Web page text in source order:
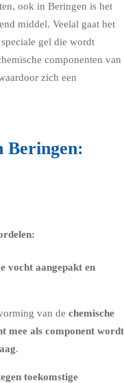
ook in Beringen is het
middel. Veelal gaat het
gel die wordt
componenten van
zich een
Beringen:
vocht aangepakt en
van de chemische
mee als component wordt
.
toekomstige